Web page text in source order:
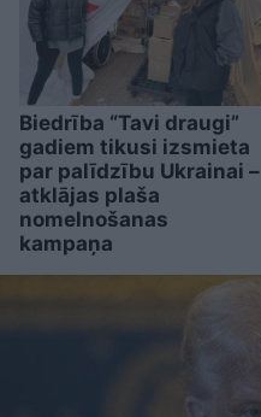
Biedrība “Tavi draugi”
gadiem tikusi izsmieta
par palīdzību Ukrainai –
atklājas plaša
nomelnošanas
kampaņa